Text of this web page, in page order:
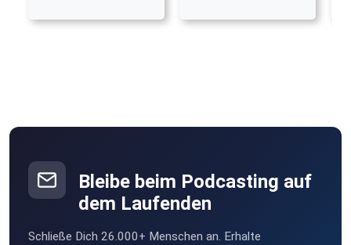
Bleibe beim Podcasting auf
dem Laufenden
Schließe Dich 26.000+ Menschen an. Erhalte